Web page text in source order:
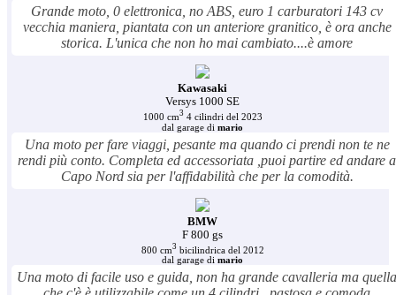
Grande moto, 0 elettronica, no ABS, euro 1 carburatori 143 cv
vecchia maniera, piantata con un anteriore granitico, è ora anche
storica. L'unica che non ho mai cambiato....è amore
Kawasaki
Versys 1000 SE
1000 cm3 4 cilindri del 2023
dal garage di mario
Una moto per fare viaggi, pesante ma quando ci prendi non te ne
rendi più conto. Completa ed accessoriata ,puoi partire ed andare a
Capo Nord sia per l'affidabilità che per la comodità.
BMW
F 800 gs
800 cm3 bicilindrica del 2012
dal garage di mario
Una moto di facile uso e guida, non ha grande cavalleria ma quella